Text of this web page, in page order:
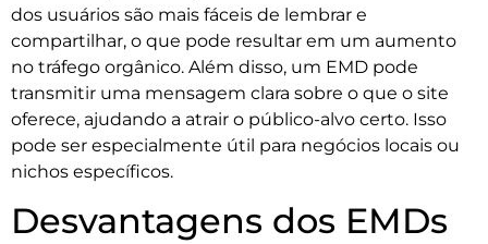
dos usuários são mais fáceis de lembrar e
compartilhar, o que pode resultar em um aumento
no tráfego orgânico. Além disso, um EMD pode
transmitir uma mensagem clara sobre o que o site
oferece, ajudando a atrair o público-alvo certo. Isso
pode ser especialmente útil para negócios locais ou
nichos específicos.
Desvantagens dos EMDs